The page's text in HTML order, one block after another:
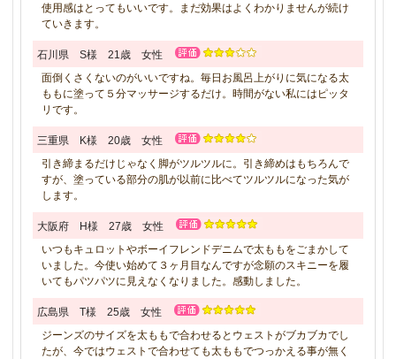
使用感はとってもいいです。まだ効果はよくわかりませんが続け
ていきます。
石川県 S様 21歳 女性
面倒くさくないのがいいですね。毎日お風呂上がりに気になる太
ももに塗って５分マッサージするだけ。時間がない私にはピッタ
リです。
三重県 K様 20歳 女性
引き締まるだけじゃなく脚がツルツルに。引き締めはもちろんで
すが、塗っている部分の肌が以前に比べてツルツルになった気が
します。
大阪府 H様 27歳 女性
いつもキュロットやボーイフレンドデニムで太ももをごまかして
いました。今使い始めて３ヶ月目なんですが念願のスキニーを履
いてもパツパツに見えなくなりました。感動しました。
広島県 T様 25歳 女性
ジーンズのサイズを太ももで合わせるとウェストがブカブカでし
たが、今ではウェストで合わせても太ももでつっかえる事が無く